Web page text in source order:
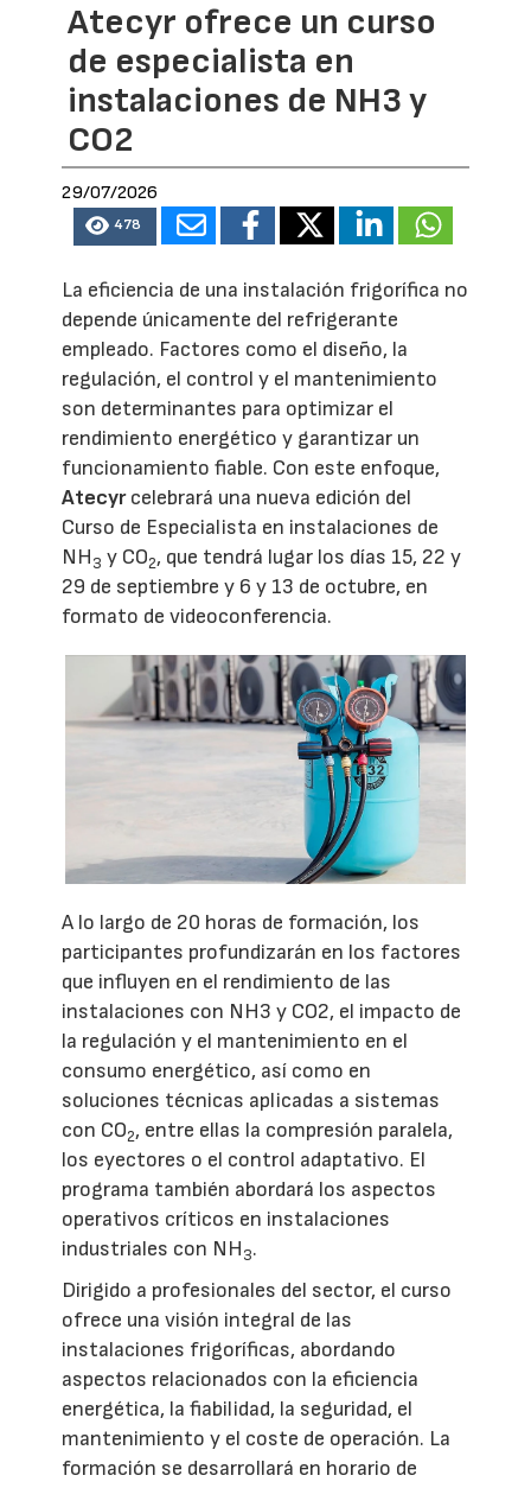
Atecyr ofrece un curso
de especialista en
instalaciones de NH3 y
CO2
29/07/2026
478
La eficiencia de una instalación frigorífica no
depende únicamente del refrigerante
empleado. Factores como el diseño, la
regulación, el control y el mantenimiento
son determinantes para optimizar el
rendimiento energético y garantizar un
funcionamiento fiable. Con este enfoque,
Atecyrcelebrará una nueva edición del
Curso de Especialista en instalaciones de
NH3 y CO2, que tendrá lugar los días 15, 22 y
29 de septiembre y 6 y 13 de octubre, en
formato de videoconferencia.
A lo largo de 20 horas de formación, los
participantes profundizarán en los factores
que influyen en el rendimiento de las
instalaciones con NH3 y CO2, el impacto de
la regulación y el mantenimiento en el
consumo energético, así como en
soluciones técnicas aplicadas a sistemas
con CO2, entre ellas la compresión paralela,
los eyectores o el control adaptativo. El
programa también abordará los aspectos
operativos críticos en instalaciones
industriales con NH3.
Dirigido a profesionales del sector, el curso
ofrece una visión integral de las
instalaciones frigoríficas, abordando
aspectos relacionados con la eficiencia
energética, la fiabilidad, la seguridad, el
mantenimiento y el coste de operación. La
formación se desarrollará en horario de